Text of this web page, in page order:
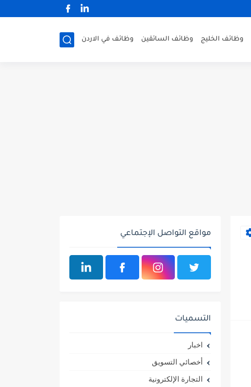
وظائف الخليج وظائف السائقين وظائف في الاردن
مواقع التواصل الإجتماعي
التسميات
اخبار
أخصائي التسويق
التجارة الإلكترونية